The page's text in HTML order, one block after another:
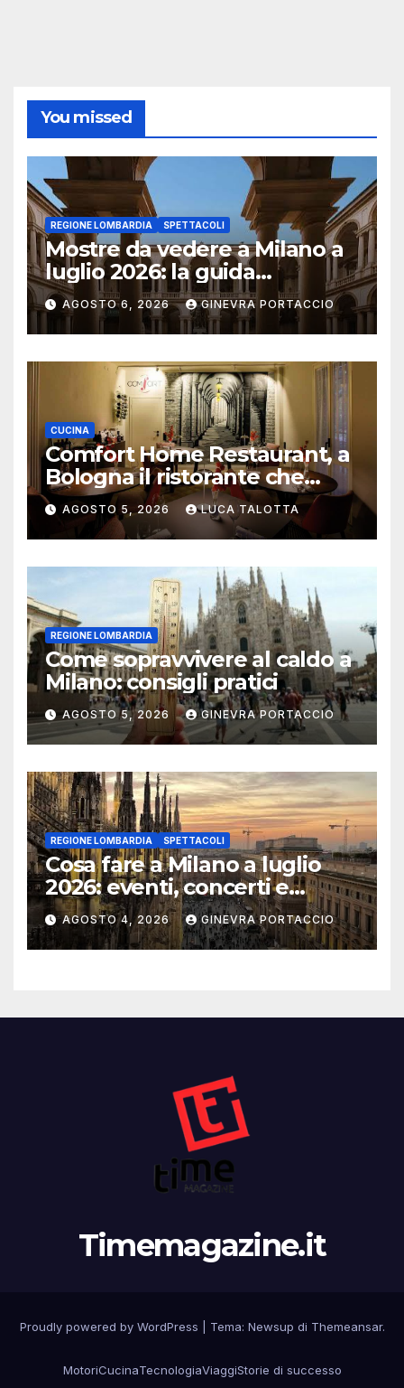
You missed
REGIONE LOMBARDIA SPETTACOLI
Mostre da vedere a Milano a
luglio 2026: la guida
aggiornata
AGOSTO 6, 2026 GINEVRA PORTACCIO
CUCINA
Comfort Home Restaurant, a
Bologna il ristorante che
trasforma l’ospitalità in
un’esperienza di casa
AGOSTO 5, 2026 LUCA TALOTTA
REGIONE LOMBARDIA
Come sopravvivere al caldo a
Milano: consigli pratici
AGOSTO 5, 2026 GINEVRA PORTACCIO
REGIONE LOMBARDIA SPETTACOLI
Cosa fare a Milano a luglio
2026: eventi, concerti e
mostre
AGOSTO 4, 2026 GINEVRA PORTACCIO
Timemagazine.it
Proudly powered by WordPress Tema: Newsup di Themeansar.
MotoriCucinaTecnologiaViaggiStorie di successo